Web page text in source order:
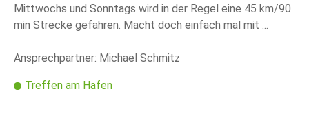
Mittwochs und Sonntags wird in der Regel eine 45 km/90
min Strecke gefahren. Macht doch einfach mal mit ...
Ansprechpartner: Michael Schmitz
Treffen am Hafen